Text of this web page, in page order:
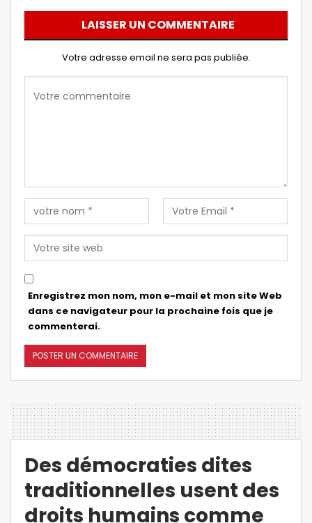
LAISSER UN COMMENTAIRE
Votre adresse email ne sera pas publiée.
Enregistrez mon nom, mon e-mail et mon site Web
dans ce navigateur pour la prochaine fois que je
commenterai.
Des démocraties dites
traditionnelles usent des
droits humains comme